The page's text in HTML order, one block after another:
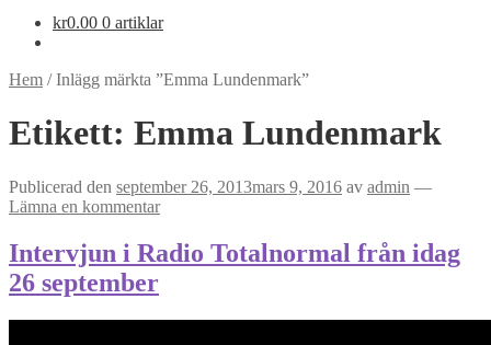
kr0.00 0 artiklar
Hem /Inlägg märkta ”Emma Lundenmark”
Etikett: Emma Lundenmark
Publicerad den september 26, 2013mars 9, 2016 av admin —
Lämna en kommentar
Intervjun i Radio Totalnormal från idag
26 september